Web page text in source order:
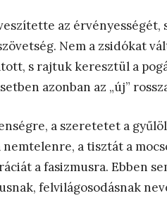
az érvényességét,
Nem a zsidókat
s rajtuk keresztül a
azonban az „új”
a szeretetet a
a tisztát a
a fasizmusra. Ebben
felvilágosodásnak